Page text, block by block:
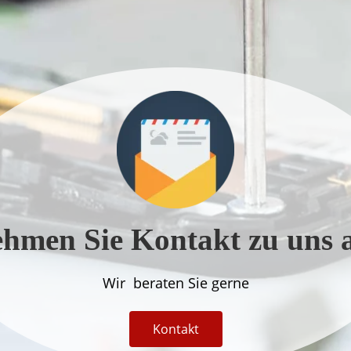
Sie Kontakt zu uns
Wir beraten Sie gerne
Kontakt